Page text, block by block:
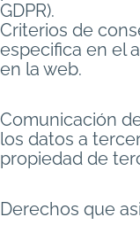
GDPR).
Criterios de
especifica en el
en la web.
Comunicación
los datos a
propiedad de
Derechos que